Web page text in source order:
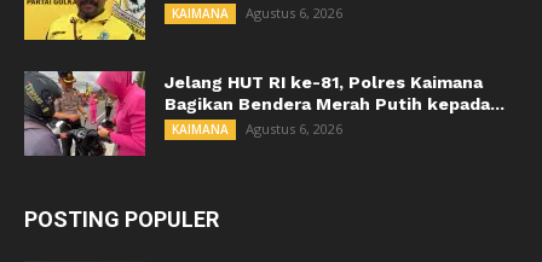
KAIMANA Agustus 6, 2026
Jelang HUT RI ke-81, Polres Kaimana
Bagikan Bendera Merah Putih kepada...
KAIMANA Agustus 6, 2026
POSTING POPULER